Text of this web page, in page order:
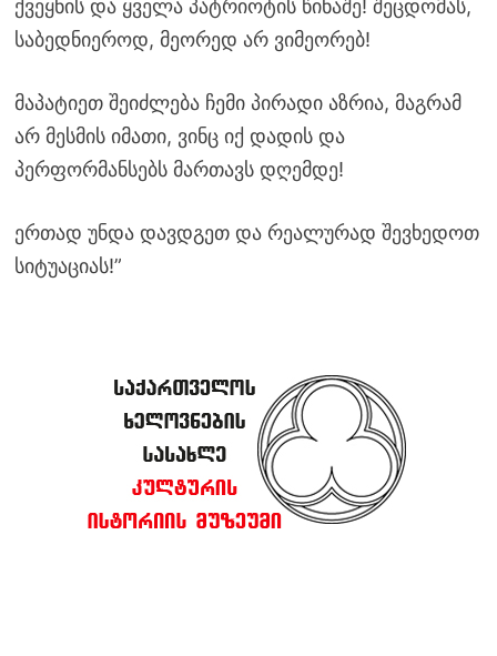
ქვეყნის და ყველა პატრიოტის წინაშე! შეცდომას,
საბედნიეროდ, მეორედ არ ვიმეორებ!
მაპატიეთ შეიძლება ჩემი პირადი აზრია, მაგრამ
არ მესმის იმათი, ვინც იქ დადის და
პერფორმანსებს მართავს დღემდე!
ერთად უნდა დავდგეთ და რეალურად შევხედოთ
სიტუაციას!”